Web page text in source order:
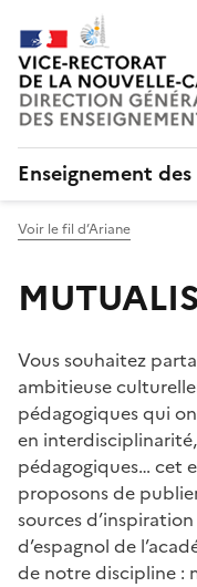
Enseignement
Voir le fil d’Ariane
Vous souhaitez
ambitieuse
pédagogiques qui
en
pédagogiques… cet
proposons de
sources
d’espagnol de
de notre discipline :